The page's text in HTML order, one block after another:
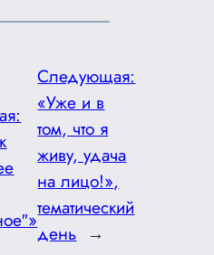
Следующая:
«Уже и в
том, что я
живу, удача
на лицо!»,
тематический
день →